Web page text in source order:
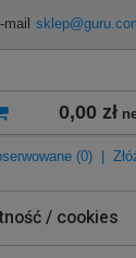
mail
0,00 zł
(0)
/ cookies